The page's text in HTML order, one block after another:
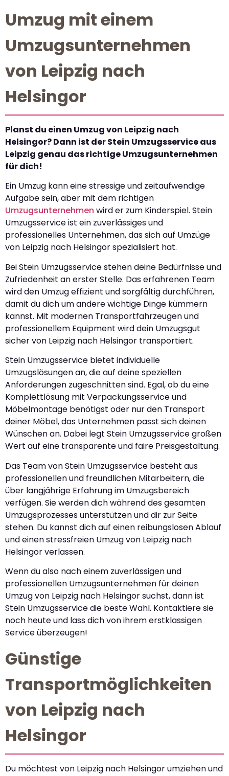
Umzug mit einem
Umzugsunternehmen
von Leipzig nach
Helsingor
Planst du einen Umzug von Leipzig nach
Helsingor? Dann ist der Stein Umzugsservice aus
Leipzig genau das richtige Umzugsunternehmen
für dich!
Ein Umzug kann eine stressige und zeitaufwendige
Aufgabe sein, aber mit dem richtigen
Umzugsunternehmen wird er zum Kinderspiel. Stein
Umzugsservice ist ein zuverlässiges und
professionelles Unternehmen, das sich auf Umzüge
von Leipzig nach Helsingor spezialisiert hat.
Bei Stein Umzugsservice stehen deine Bedürfnisse und
Zufriedenheit an erster Stelle. Das erfahrenen Team
wird den Umzug effizient und sorgfältig durchführen,
damit du dich um andere wichtige Dinge kümmern
kannst. Mit modernen Transportfahrzeugen und
professionellem Equipment wird dein Umzugsgut
sicher von Leipzig nach Helsingor transportiert.
Stein Umzugsservice bietet individuelle
Umzugslösungen an, die auf deine speziellen
Anforderungen zugeschnitten sind. Egal, ob du eine
Komplettlösung mit Verpackungsservice und
Möbelmontage benötigst oder nur den Transport
deiner Möbel, das Unternehmen passt sich deinen
Wünschen an. Dabei legt Stein Umzugsservice großen
Wert auf eine transparente und faire Preisgestaltung.
Das Team von Stein Umzugsservice besteht aus
professionellen und freundlichen Mitarbeitern, die
über langjährige Erfahrung im Umzugsbereich
verfügen. Sie werden dich während des gesamten
Umzugsprozesses unterstützen und dir zur Seite
stehen. Du kannst dich auf einen reibungslosen Ablauf
und einen stressfreien Umzug von Leipzig nach
Helsingor verlassen.
Wenn du also nach einem zuverlässigen und
professionellen Umzugsunternehmen für deinen
Umzug von Leipzig nach Helsingor suchst, dann ist
Stein Umzugsservice die beste Wahl. Kontaktiere sie
noch heute und lass dich von ihrem erstklassigen
Service überzeugen!
Günstige
Transportmöglichkeiten
von Leipzig nach
Helsingor
Du möchtest von Leipzig nach Helsingor umziehen und